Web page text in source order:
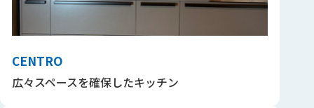
CENTRO
広々スペースを確保したキッチン